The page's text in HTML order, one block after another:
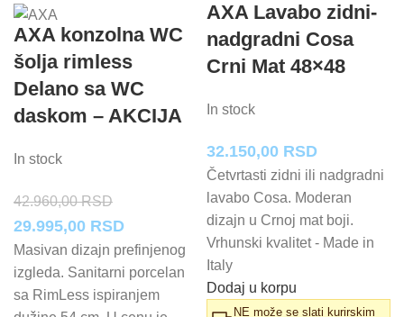
AXA konzolna WC
šolja rimless
Delano sa WC
daskom – AKCIJA
In stock
42.960,00RSD
Originalna
cena
je
bila:
29.995,00 RSDTrenutna
cena
je:
29.995,00 RSD.
Masivan dizajn prefinjenog
izgleda. Sanitarni porcelan
sa RimLess ispiranjem
AXA Lavabo zidni-
nadgradni Cosa
Crni Mat 48×48
In stock
32.150,00 RSD
Četvrtasti zidni ili nadgradni
lavabo Cosa. Moderan
dizajn u Crnoj mat boji.
Vrhunski kvalitet - Made in
Italy
Dodaj u korpu
NE može se slati kurirskim